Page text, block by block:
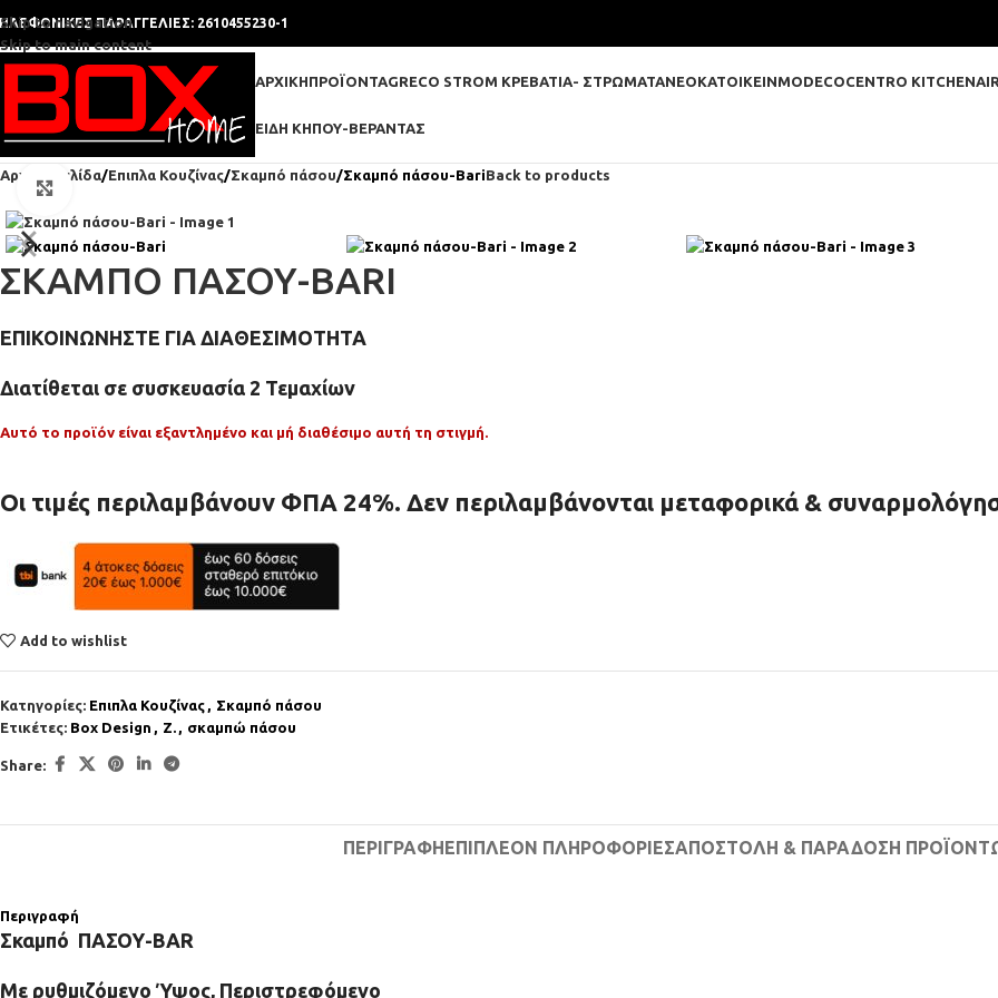
Skip to navigation
Skip to main content
ΠΑΡΑΓΓΕΛΙΕΣ: 2610455230-1
ΑΡΧΙΚΉΠΡΟΪΌΝΤΑGRECO STROM ΚΡΕΒΑΤΙΑ- ΣΤΡΩΜΑΤΑΝΕΟΚΑΤΟΙΚΕΙΝMODECOCENTRO KITCHEN
ΕΊΔΗ ΚΉΠΟΥ-ΒΕΡΆΝΤΑΣ
Αρχική σελίδα Επιπλα Κουζίνας Σκαμπό πάσου Σκαμπό πάσου-BariBack to products
Click to enlarge
ΣΚΑΜΠΌ ΠΆΣΟΥ-BARI
ΕΠΙΚΟΙΝΩΝΗΣΤΕ ΓΙΑ ΔΙΑΘΕΣΙΜΟΤΗΤΑ
Διατίθεται σε συσκευασία 2 Τεμαχίων
Αυτό το προϊόν είναι εξαντλημένο και μή διαθέσιμο αυτή τη στιγμή.
Οι τιμές περιλαμβάνουν ΦΠΑ 24%. Δεν περιλαμβάνονται μεταφορικά &
Add to wishlist
Κατηγορίες: Επιπλα Κουζίνας , Σκαμπό πάσου
Ετικέτες: Box Design , Z. , σκαμπώ πάσου
Share:
ΠΕΡΙΓΡΑΦΉΕΠΙΠΛΈΟΝ ΠΛΗΡΟΦΟΡΊΕΣΑΠΟΣΤΟΛΉ & ΠΑΡΆΔΟΣΗ
Περιγραφή
Σκαμπό ΠΑΣΟΥ-BAR
Με ρυθμιζόμενο Ύψος, Περιστρεφόμενο